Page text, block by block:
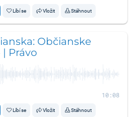
Líbí se Vložit Stáhnout
Občianske
| Právo
10:08
Líbí se Vložit Stáhnout